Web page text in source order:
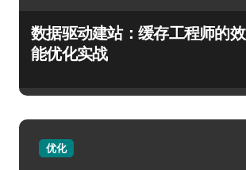
数据驱动建站：缓存工程师的效
能优化实战
优化